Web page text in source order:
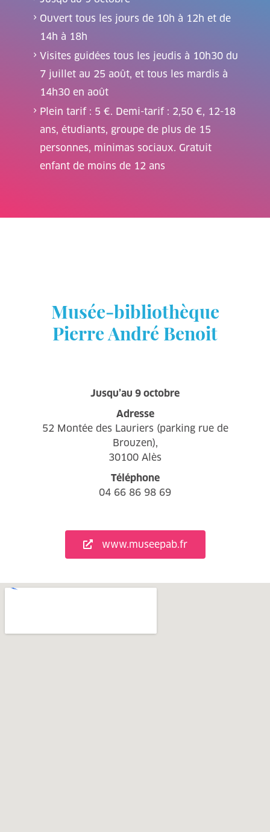
Ouvert tous les jours de 10h à 12h et de
14h à 18h
Visites guidées tous les jeudis à 10h30 du
7 juillet au 25 août, et tous les mardis à
14h30 en août
Plein tarif : 5 €. Demi-tarif : 2,50 €, 12-18
ans, étudiants, groupe de plus de 15
personnes, minimas sociaux. Gratuit
enfant de moins de 12 ans
Musée-bibliothèque
Pierre André Benoit
Jusqu’au 9 octobre
Adresse
52 Montée des Lauriers (parking rue de
Brouzen),
30100 Alès
Téléphone
04 66 86 98 69
www.museepab.fr